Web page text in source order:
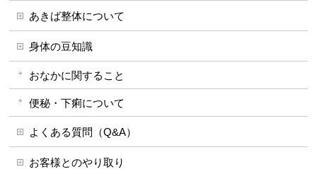
あきば整体について
身体の豆知識
おなかに関すること
便秘・下痢について
よくある質問（Q&A）
お客様とのやり取り